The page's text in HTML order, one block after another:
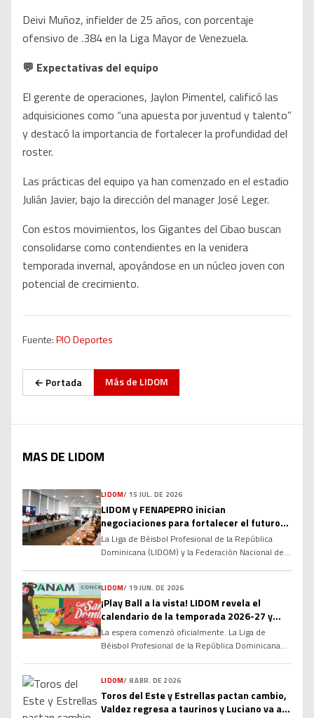
Deivi Muñoz, infielder de 25 años, con porcentaje
ofensivo de .384 en la Liga Mayor de Venezuela.
💬 Expectativas del equipo
El gerente de operaciones, Jaylon Pimentel, calificó las
adquisiciones como “una apuesta por juventud y talento”
y destacó la importancia de fortalecer la profundidad del
roster.
Las prácticas del equipo ya han comenzado en el estadio
Julián Javier, bajo la dirección del manager José Leger.
Con estos movimientos, los Gigantes del Cibao buscan
consolidarse como contendientes en la venidera
temporada invernal, apoyándose en un núcleo joven con
potencial de crecimiento.
Fuente:PIO Deportes
← Portada Más de LIDOM
MAS DE LIDOM
LIDOM/ 15 JUL. DE 2026
LIDOM y FENAPEPRO inician
negociaciones para fortalecer el futuro
del béisbol invernal dominicano
La Liga de Béisbol Profesional de la República
Dominicana (LIDOM) y la Federación Nacional de
Colectivo, marcando el inicio de un proceso de
diálogo que busca consolidar las relaciones
laborales y fortalecer la estructura del béisbol
profesional dominicano de cara a las […]
LIDOM/ 19 JUN. DE 2026
¡Play Ball a la vista! LIDOM revela el
calendario de la temporada 2026-27 y
enciende la cuenta regresiva
La espera comenzó oficialmente. La Liga de
Béisbol Profesional de la República Dominicana
el inicio de la cuenta regresiva para una nueva
temporada cargada de rivalidades, emociones y
grandes expectativas. La serie regular arrancará el
LIDOM/ 8 ABR. DE 2026
Toros del Este y Estrellas pactan cambio,
Valdez regresa a taurinos y Luciano va a